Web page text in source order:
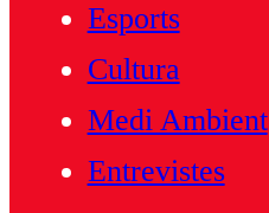
Esports
Cultura
Medi Ambient
Entrevistes